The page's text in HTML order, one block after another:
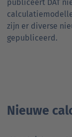
publiceert DAT
zijn er diverse
gepubliceerd.
Nieuwe